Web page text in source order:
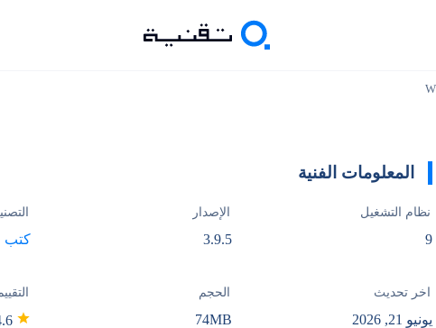
المعلومات الفنية
نظام التشغيل
9
الإصدار
3.9.5 كتب
آخر تحديث
يونيو 21, 2026
الحجم
74MB